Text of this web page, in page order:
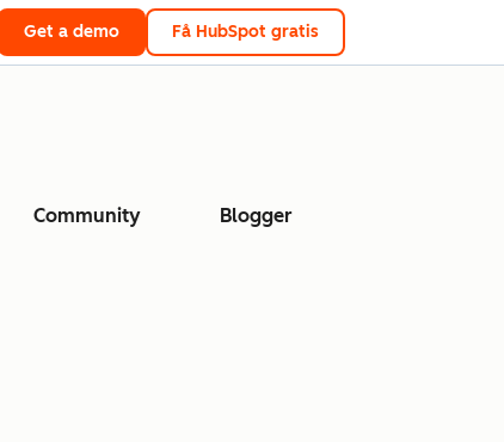
Get a demo Få HubSpot gratis
Community Blogger